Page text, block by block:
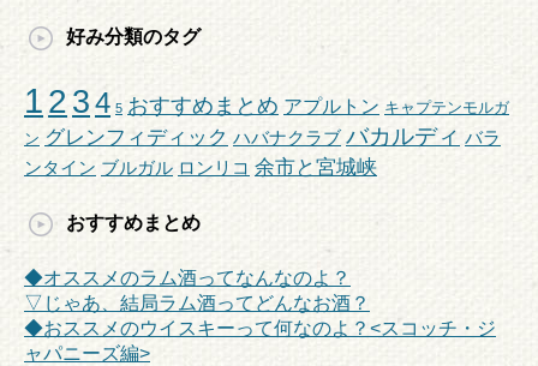
好み分類のタグ
12 34 5 おすすめまとめ アプルトン キャプテンモルガ
ン グレンフィディック ハバナクラブ バカルディ バラ
ンタイン ブルガル ロンリコ 余市と宮城峡
おすすめまとめ
◆オススメのラム酒ってなんなのよ？
▽じゃあ、結局ラム酒ってどんなお酒？
◆おススメのウイスキーって何なのよ？<スコッチ・ジ
ャパニーズ編>